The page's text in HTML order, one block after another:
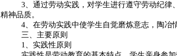
3、通过劳动实践，对学生进行遵守劳动纪
精神品质。
4、在劳动实践中使学生自觉磨炼意志，陶冶
三、主要原则
1、实践性原则